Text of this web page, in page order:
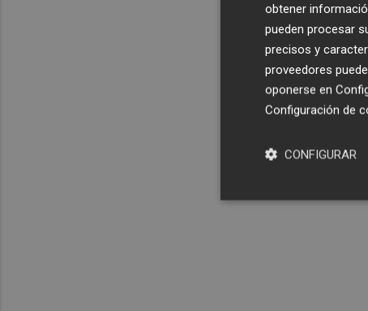
obtener
pueden procesar
precisos y
proveedores
oponerse en
Configuración de
CONFIGURAR